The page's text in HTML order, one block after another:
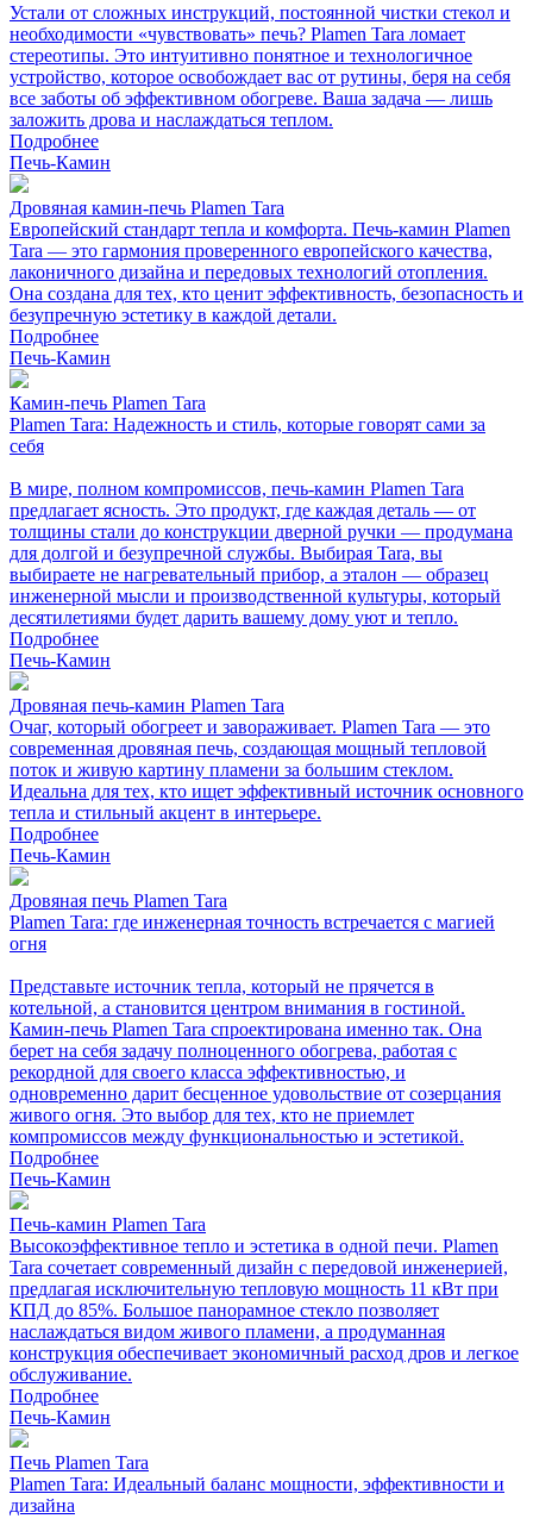
Устали от сложных инструкций, постоянной чистки стекол и
необходимости «чувствовать» печь? Plamen Tara ломает
стереотипы. Это интуитивно понятное и технологичное
устройство, которое освобождает вас от рутины, беря на себя
все заботы об эффективном обогреве. Ваша задача — лишь
заложить дрова и наслаждаться теплом.
Подробнее
Печь-Камин
Дровяная камин-печь Plamen Tara
Европейский стандарт тепла и комфорта. Печь-камин Plamen
Tara — это гармония проверенного европейского качества,
лаконичного дизайна и передовых технологий отопления.
Она создана для тех, кто ценит эффективность, безопасность и
безупречную эстетику в каждой детали.
Подробнее
Печь-Камин
Камин-печь Plamen Tara
Plamen Tara: Надежность и стиль, которые говорят сами за
себя
В мире, полном компромиссов, печь-камин Plamen Tara
предлагает ясность. Это продукт, где каждая деталь — от
толщины стали до конструкции дверной ручки — продумана
для долгой и безупречной службы. Выбирая Tara, вы
выбираете не нагревательный прибор, а эталон — образец
инженерной мысли и производственной культуры, который
десятилетиями будет дарить вашему дому уют и тепло.
Подробнее
Печь-Камин
Дровяная печь-камин Plamen Tara
Очаг, который обогреет и завораживает. Plamen Tara — это
современная дровяная печь, создающая мощный тепловой
поток и живую картину пламени за большим стеклом.
Идеальна для тех, кто ищет эффективный источник основного
тепла и стильный акцент в интерьере.
Подробнее
Печь-Камин
Дровяная печь Plamen Tara
Plamen Tara: где инженерная точность встречается с магией
огня
Представьте источник тепла, который не прячется в
котельной, а становится центром внимания в гостиной.
Камин-печь Plamen Tara спроектирована именно так. Она
берет на себя задачу полноценного обогрева, работая с
рекордной для своего класса эффективностью, и
одновременно дарит бесценное удовольствие от созерцания
живого огня. Это выбор для тех, кто не приемлет
компромиссов между функциональностью и эстетикой.
Подробнее
Печь-Камин
Печь-камин Plamen Tara
Высокоэффективное тепло и эстетика в одной печи. Plamen
Tara сочетает современный дизайн с передовой инженерией,
предлагая исключительную тепловую мощность 11 кВт при
КПД до 85%. Большое панорамное стекло позволяет
наслаждаться видом живого пламени, а продуманная
конструкция обеспечивает экономичный расход дров и легкое
обслуживание.
Подробнее
Печь-Камин
Печь Plamen Tara
Plamen Tara: Идеальный баланс мощности, эффективности и
дизайна